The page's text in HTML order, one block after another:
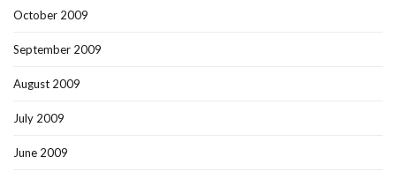
October 2009
September 2009
August 2009
July 2009
June 2009